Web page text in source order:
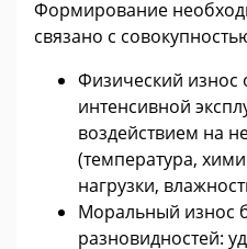
Формирование
связано с
Физический износ
интенсивной
воздействием на
(температура,
нагрузки,
Моральный износ
разновидностей: